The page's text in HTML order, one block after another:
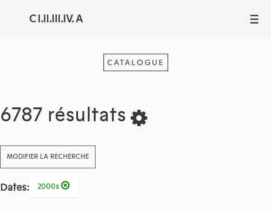
C I.II.III.IV. A III
CATALOGUE
6787 résultats
MODIFIER LA RECHERCHE
Dates: 2000s